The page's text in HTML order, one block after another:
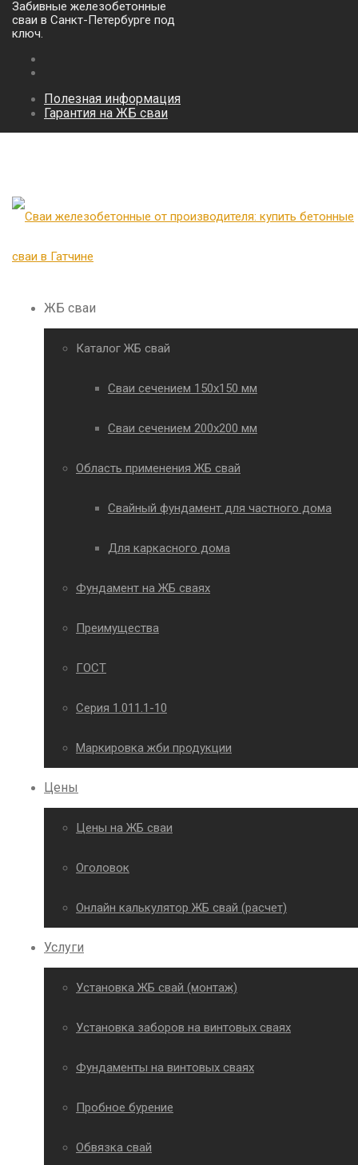
Забивные железобетонные
сваи в Санкт-Петербурге под
ключ.
Полезная информация
Гарантия на ЖБ сваи
ЖБ сваи
Каталог ЖБ свай
Сваи сечением 150х150 мм
Сваи сечением 200х200 мм
Область применения ЖБ свай
Свайный фундамент для частного дома
Для каркасного дома
Фундамент на ЖБ сваях
Преимущества
ГОСТ
Серия 1.011.1-10
Маркировка жби продукции
Цены
Цены на ЖБ сваи
Оголовок
Онлайн калькулятор ЖБ свай (расчет)
Услуги
Установка ЖБ свай (монтаж)
Установка заборов на винтовых сваях
Фундаменты на винтовых сваях
Пробное бурение
Обвязка свай